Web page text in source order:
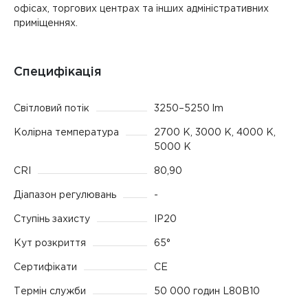
офісах, торгових центрах та інших адміністративних
приміщеннях.
Специфікація
Світловий потік 3250–5250 lm
Колірна температура
2700 K, 3000 K, 4000 K,
5000 К
CRI 80,90
Діапазон регулювань -
Ступінь захисту IP20
Кут розкриття 65°
Сертифікати CE
Термін служби 50 000 годин L80B10